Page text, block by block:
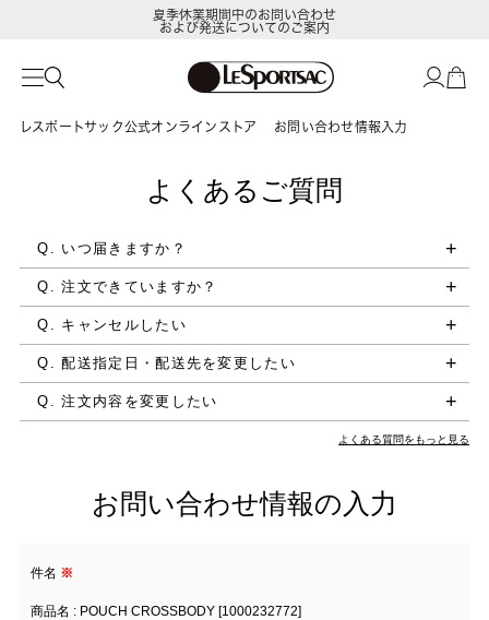
夏季休業期間中のお問い合わせ
および発送についてのご案内
レスポートサック公式オンラインストア お問い合わせ情報入力
よくあるご質問
Q. いつ届きますか？
Q. 注文できていますか？
Q. キャンセルしたい
Q. 配送指定日・配送先を変更したい
Q. 注文内容を変更したい
よくある質問をもっと見る
お問い合わせ情報の入力
件名 ※
商品名 : POUCH CROSSBODY [1000232772]